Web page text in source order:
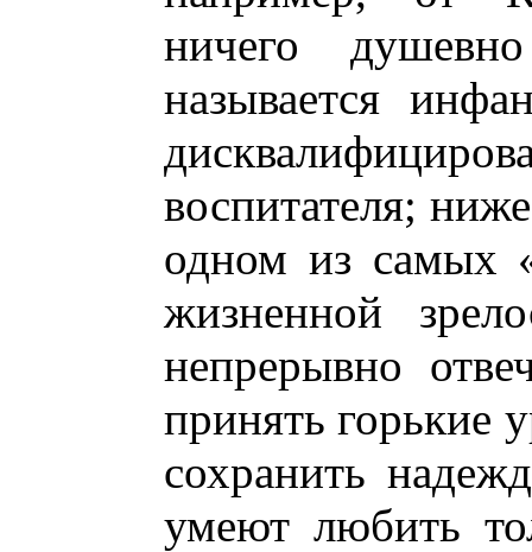
ничего
называется
воспитателя;
одном из самых
жизненной
непрерывно
принять горькие
сохранить
умеют любить